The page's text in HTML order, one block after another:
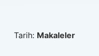
Tarih: Makaleler